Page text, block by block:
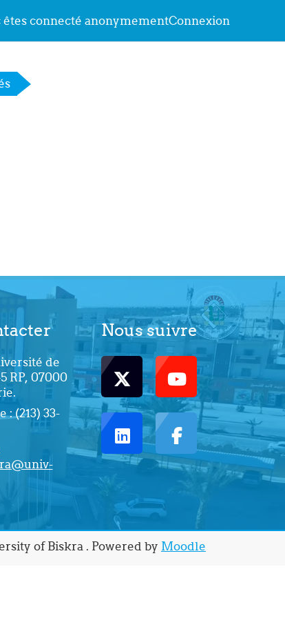
êtes connecté anonymementConnexion
de
RP, 07000
(213) 33-
Nous suivre
of Biskra . Powered by Moodle